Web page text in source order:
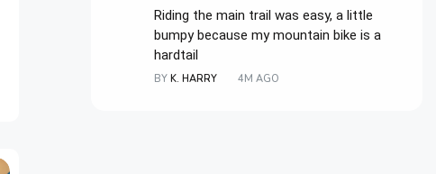
Riding the main trail was easy, a little
bumpy because my mountain bike is a
hardtail
BY K. HARRY 4M AGO